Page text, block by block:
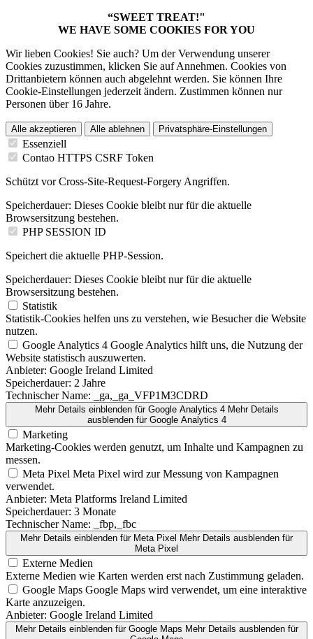
“SWEET TREAT!"
WE HAVE SOME COOKIES FOR YOU
Wir lieben Cookies! Sie auch? Um der Verwendung unserer
Cookies zuzustimmen, klicken Sie auf Annehmen. Cookies von
Drittanbietern können auch abgelehnt werden. Sie können Ihre
Cookie-Einstellungen jederzeit ändern. Zustimmen können nur
Personen über 16 Jahre.
Alle akzeptieren Alle ablehnen Privatsphäre-Einstellungen
Essenziell
Contao HTTPS CSRF Token
Schützt vor Cross-Site-Request-Forgery Angriffen.
Speicherdauer: Dieses Cookie bleibt nur für die aktuelle
Browsersitzung bestehen.
PHP SESSION ID
Speichert die aktuelle PHP-Session.
Speicherdauer: Dieses Cookie bleibt nur für die aktuelle
Browsersitzung bestehen.
Statistik
Statistik-Cookies helfen uns zu verstehen, wie Besucher die Website
nutzen.
Google Analytics 4 Google Analytics hilft uns, die Nutzung der
Website statistisch auszuwerten.
Anbieter: Google Ireland Limited
Speicherdauer: 2 Jahre
Technischer Name: _ga,_ga_VFP1M3CDRD
Mehr Details einblendenfür Google Analytics 4 Mehr Details
ausblendenfür Google Analytics 4
Marketing
Marketing-Cookies werden genutzt, um Inhalte und Kampagnen zu
messen.
Meta Pixel Meta Pixel wird zur Messung von Kampagnen
verwendet.
Anbieter: Meta Platforms Ireland Limited
Speicherdauer: 3 Monate
Technischer Name: _fbp,_fbc
Mehr Details einblenden für Meta Pixel Mehr Details ausblenden für
Meta Pixel
Externe Medien
Externe Medien wie Karten werden erst nach Zustimmung geladen.
Google Maps Google Maps wird verwendet, um eine interaktive
Karte anzuzeigen.
Anbieter: Google Ireland Limited
Mehr Details einblendenfür Google Maps Mehr Details ausblendenfür